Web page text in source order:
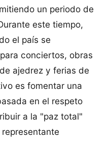
un periodo de
este tiempo,
el país se
conciertos, obras
ajedrez y ferias de
es fomentar una
en el respeto
a la "paz total"